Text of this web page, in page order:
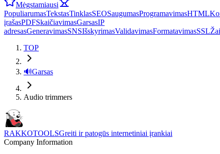
Mėgstamiausi
PopuliarumasTekstasTinklasSEOSaugumasProgramavimasHTML
įrašasPDFSkaičiavimasGarsasIP
adresasGeneravimasSNSIšskyrimasValidavimasFormatavimasSSL
TOP
🔊Garsas
Audio trimmers
RAKKOTOOLSGreiti ir patogūs internetiniai įrankiai
Company Information